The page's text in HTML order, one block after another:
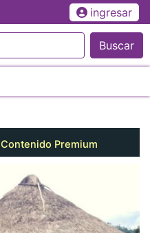
ingresar
Buscar
Contenido Premium